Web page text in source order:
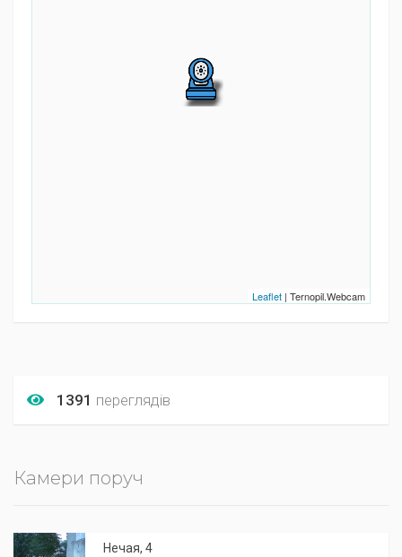
Leaflet | Ternopil.Webcam
1391 переглядів
Камери поруч
Нечая, 4